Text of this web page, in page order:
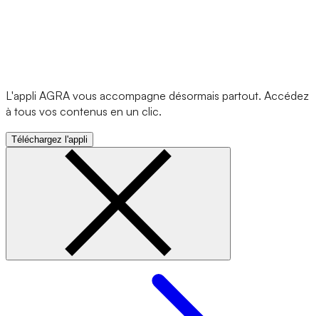
L'appli AGRA vous accompagne désormais partout. Accédez
à tous vos contenus en un clic.
Téléchargez l'appli